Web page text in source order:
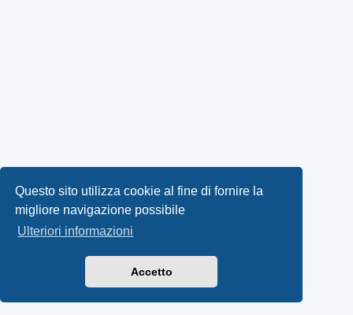
Questo sito utilizza cookie al fine di fornire la
migliore navigazione possibile
Ulteriori informazioni
Accetto